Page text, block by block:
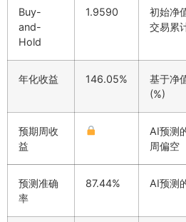
Buy-
and-
Hold
1.9590
初始净
交易累
年化收益 146.05%
基于净
(%)
预期周收
益
AI预测
周偏空
预测准确
率
87.44% AI预测